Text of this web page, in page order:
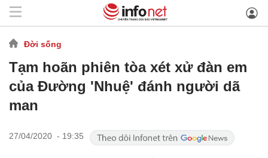
Đời sống
Tạm hoãn phiên tòa xét xử đàn em
của Đường 'Nhuệ' đánh người dã
man
27/04/2020 - 19:35